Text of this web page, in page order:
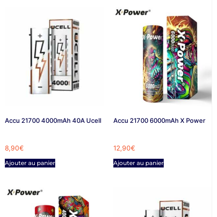
Accu 21700 4000mAh 40A Ucell
8,90€
Ajouter au panier
Accu 21700 6000mAh X Power
12,90€
Ajouter au panier